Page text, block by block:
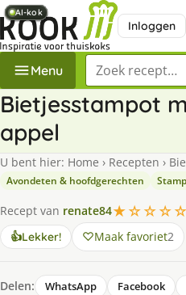
Inloggen
Menu Zoek een recept
Bietjesstampot
appel
U bent hier: Home › Recepten ›
Avondeten & hoofdgerechten
Recept van renate84★☆☆☆☆
👍Lekker! Maak favoriet2
Delen: WhatsApp Facebook
AI-kok
AI-kok
AI-kok
AI-kok
AI-kok
AI-kok
AI-kok